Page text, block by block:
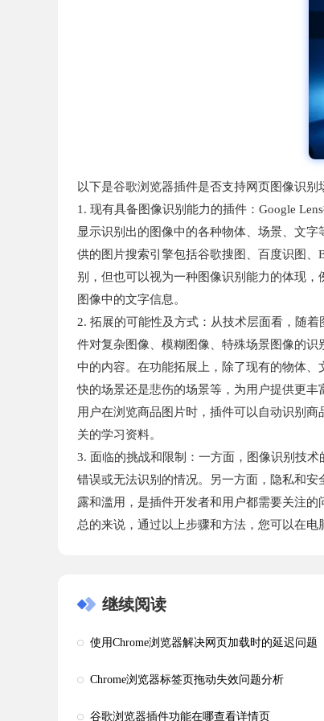
以下是谷歌浏览器插件是否支持网页图像识别
1. 现有具备图像识别能力的插件：Google
显示识别出的图像中的各种物体、场景、文
供的图片搜索引擎包括谷歌搜图、百度识图
别，但也可以视为一种图像识别能力的体现
图像中的文字信息。
2. 拓展的可能性及方式：从技术层面看，随
件对复杂图像、模糊图像、特殊场景图像的
中的内容。在功能拓展上，除了现有的物体
快的场景还是悲伤的场景等，为用户提供更
用户在浏览商品图片时，插件可以自动识别
关的学习资料。
3. 面临的挑战和限制：一方面，图像识别技
错误或无法识别的情况。另一方面，隐私和
露和滥用，是插件开发者和用户都需要关注
总的来说，通过以上步骤和方法，您可以在电
继续阅读
使用Chrome浏览器解决网页加载时的延迟问题
Chrome浏览器标签页拖动失效问题分析
谷歌浏览器插件功能在哪查看详情页